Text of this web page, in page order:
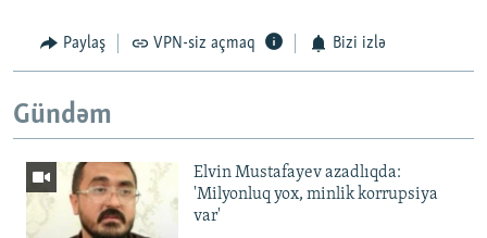
Paylaş VPN-siz açmaq Bizi izlə
Gündəm
Elvin Mustafayev azadlıqda:
'Milyonluq yox, minlik korrupsiya
var'